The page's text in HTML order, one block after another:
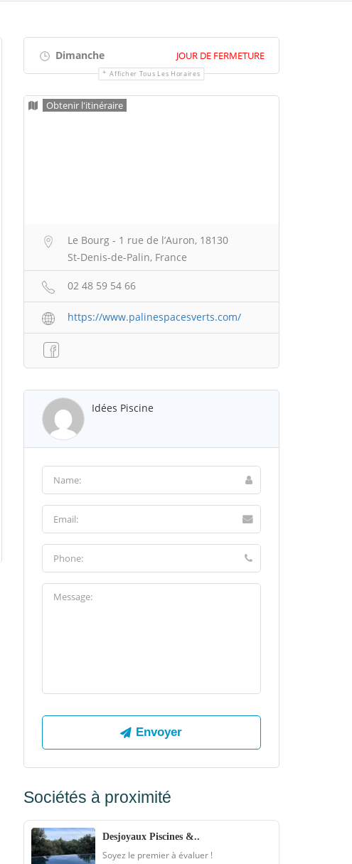
Dimanche JOUR DE FERMETURE
Afficher Tous Les Horaires
Obtenir l'itinéraire
Le Bourg - 1 rue de l’Auron, 18130
St-Denis-de-Palin, France
02 48 59 54 66
https://www.palinespacesverts.com/
Idées Piscine
Sociétés à proximité
Desjoyaux Piscines &..
Soyez le premier à évaluer !